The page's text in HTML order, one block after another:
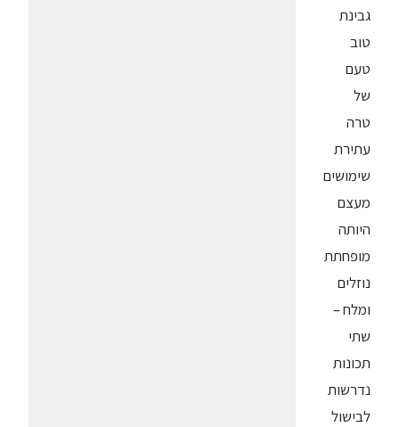
גבינת
טוב
טעם
של
טרה
עתירת
שימושים
מעצם
היותה
מופחתת
נוזלים
ומלח –
שתי
תכונות
נדרשות
לבישול